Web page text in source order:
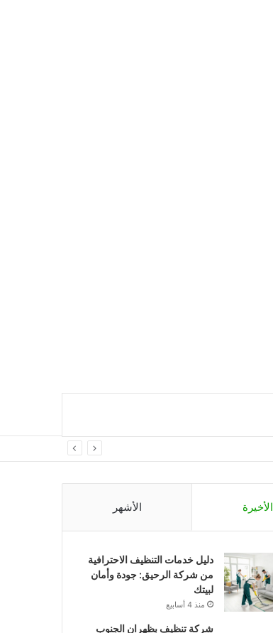
الأخيرة الأشهر
دليل خدمات التنظيف الاحترافية
من شركة الرحيق: جودة وأمان
لبيتك
منذ 4 أسابيع
شركة تنظيف بظهران الجنوب